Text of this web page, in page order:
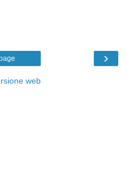
›
web